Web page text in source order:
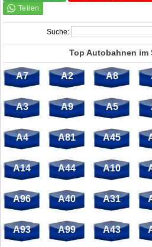
Suche:
Top Autobahnen im
A7 A2 A8
A3 A9 A5
A4 A81 A45
A14 A44 A10
A96 A40 A31
A93 A99 A43